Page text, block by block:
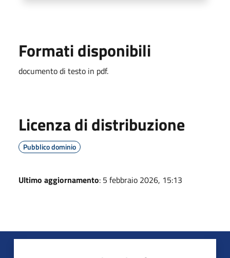
Formati disponibili
documento di testo in pdf.
Licenza di distribuzione
Pubblico dominio
Ultimo aggiornamento: 5 febbraio 2026, 15:13